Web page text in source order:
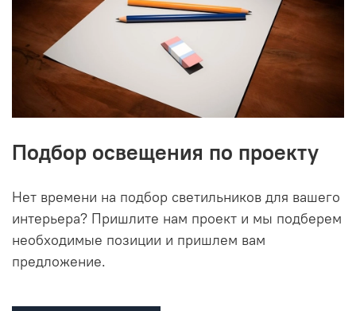
Подбор освещения по проекту
Нет времени на подбор светильников для вашего
интерьера? Пришлите нам проект и мы подберем
необходимые позиции и пришлем вам
предложение.